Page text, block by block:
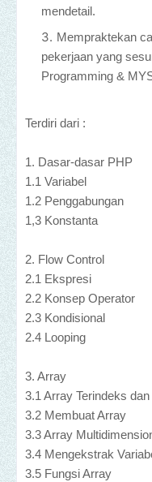
mendetail.
Mempraktekan
pekerjaan yang
Programming &
Terdiri dari :
1. Dasar-dasar PHP
1.1 Variabel
1.2 Penggabungan
1,3 Konstanta
2. Flow Control
2.1 Ekspresi
2.2 Konsep Operator
2.3 Kondisional
2.4 Looping
3. Array
3.1 Array Terindeks
3.2 Membuat Array
3.3 Array
3.4 Mengekstrak
3.5 Fungsi Array